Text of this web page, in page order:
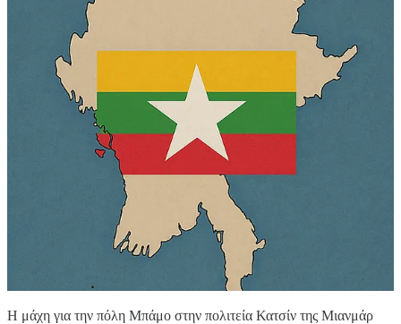
Η μάχη για την πόλη Μπάμο στην πολιτεία Κατσίν της Μιανμάρ